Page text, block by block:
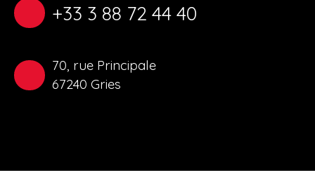
+33 3 88 72 44 40
70, rue Principale
67240 Gries